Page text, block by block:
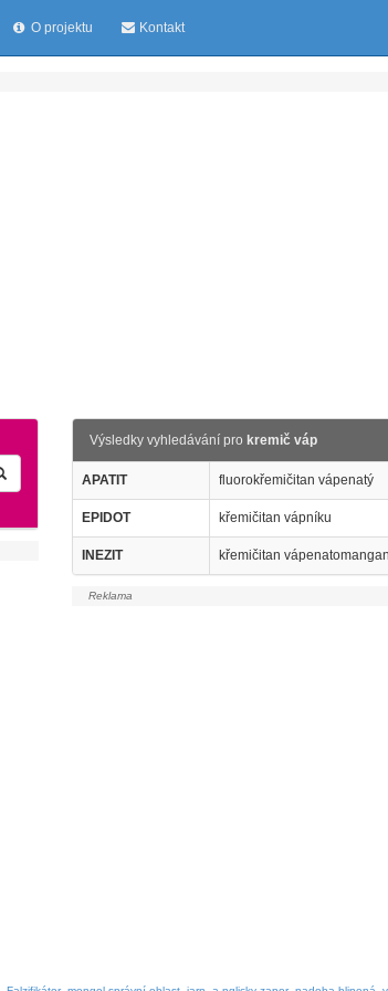
O projektu Kontakt
Výsledky vyhledávání pro kremič váp
APATIT fluorokřemičitan vápenatý
EPIDOT křemičitan vápníku
INEZIT křemičitan